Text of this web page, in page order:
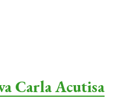
Carla Acutisa